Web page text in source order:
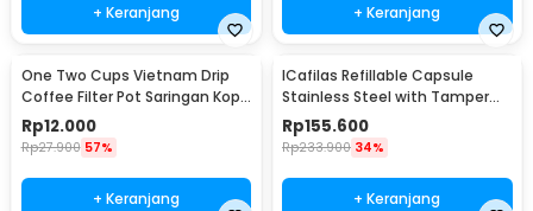
+ Keranjang + Keranjang
One Two Cups Vietnam Drip
Coffee Filter Pot Saringan Kopi
114ml 6Q - LC1
Rp12.000
Rp27.900 57%
+ Keranjang
ICafilas Refillable Capsule
Stainless Steel with Tamper
for Nespresso - F456
Rp155.600
Rp233.900 34%
+ Keranjang